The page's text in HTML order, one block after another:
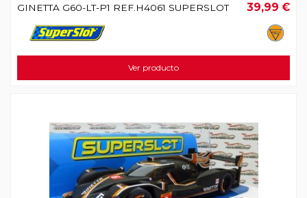
GINETTA G60-LT-P1 REF.H4061 SUPERSLOT 39,99 €
Ver producto